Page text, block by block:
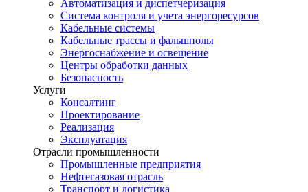
Автоматизация и диспетчеризация
Система контроля и учета энергоресурсов
Кабельные системы
Кабельные трассы и фальшполы
Энергоснабжение и освещение
Центры обработки данных
Безопасность
Услуги
Консалтинг
Проектирование
Реализация
Эксплуатация
Отрасли промышленности
Промышленные предприятия
Нефтегазовая отрасль
Транспорт и логистика